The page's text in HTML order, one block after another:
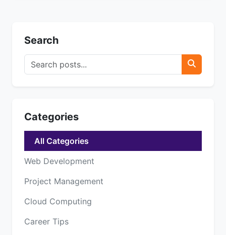
Search
Categories
All Categories
Web Development
Project Management
Cloud Computing
Career Tips